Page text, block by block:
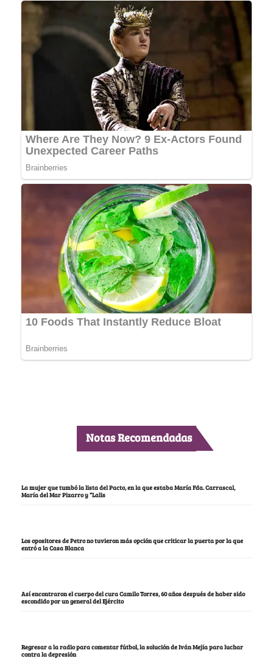
Notas Recomendadas
La mujer que tumbó la lista del Pacto, en la que estaba María Fda. Carrascal,
María del Mar Pizarro y “Lalis
Los opositores de Petro no tuvieron más opción que criticar la puerta por la que
entró a la Casa Blanca
Así encontraron el cuerpo del cura Camilo Torres, 60 años después de haber sido
escondido por un general del Ejército
Regresar a la radio para comentar fútbol, la solución de Iván Mejía para luchar
contra la depresión